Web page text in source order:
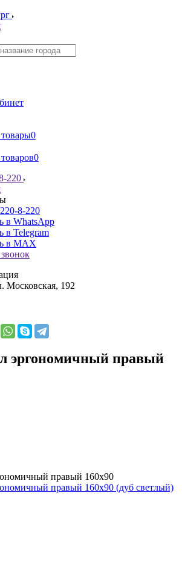
0
0
220
8-220
в WhatsApp
в Telegram
в MAX
звонок
Московская, 192
правый
правый 160х90